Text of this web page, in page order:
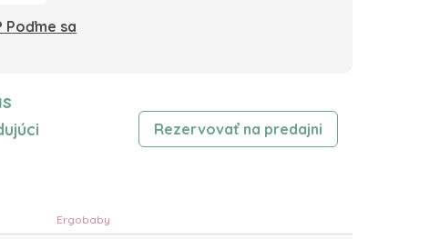
Poďme sa
Rezervovať na predajni
Ergobaby